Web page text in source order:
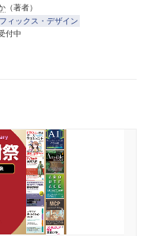
（著者）
ィックス・デザイン
付中